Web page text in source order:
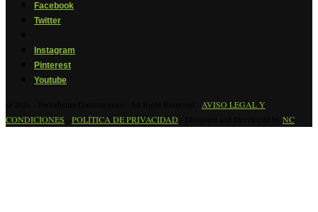
Facebook
Twitter
Instagram
Pinterest
Youtube
AVISO LEGAL Y
CONDICIONES
POLÍTICA DE PRIVACIDAD NC